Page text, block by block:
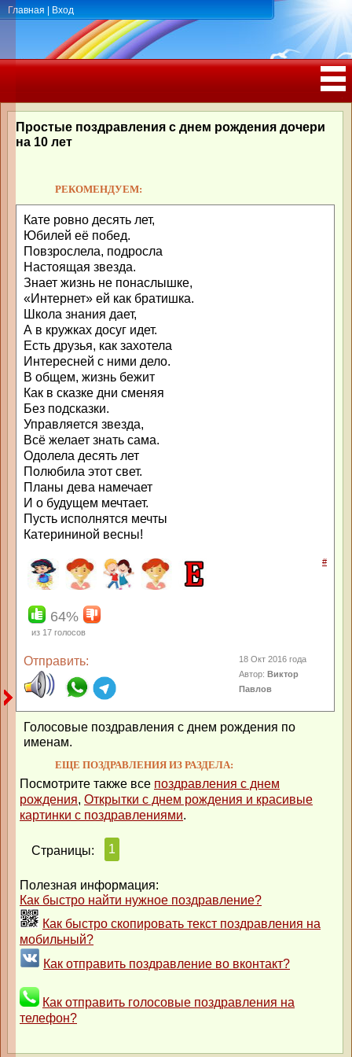
Главная Вход
РОЖДЕНИЯ, ЮБИЛЕЕМ
Простые поздравления с днем рождения дочери
на 10 лет
РЕКОМЕНДУЕМ:
Кате ровно десять лет,
Юбилей её побед.
Повзрослела, подросла
Настоящая звезда.
Знает жизнь не понаслышке,
«Интернет» ей как братишка.
Школа знания дает,
А в кружках досуг идет.
Есть друзья, как захотела
Интересней с ними дело.
В общем, жизнь бежит
Как в сказке дни сменяя
Без подсказки.
Управляется звезда,
Всё желает знать сама.
Одолела десять лет
Полюбила этот свет.
Планы дева намечает
И о будущем мечтает.
Пусть исполнятся мечты
Катерининой весны!
#
64%
из 17 голосов
Отправить:
18 Окт 2016 года
Автор:Виктор
Павлов
Голосовые поздравления с днем рождения по
именам.
ЕЩЕ ПОЗДРАВЛЕНИЯ ИЗ РАЗДЕЛА:
Посмотрите также все поздравления с днем
рождения, Открытки с днем рождения и красивые
картинки с поздравлениями.
Страницы: 1
Полезная информация:
Как быстро найти нужное поздравление?
Как быстро скопировать текст поздравления на
мобильный?
Как отправить поздравление во вконтакт?
Как отправить голосовые поздравления на
телефон?